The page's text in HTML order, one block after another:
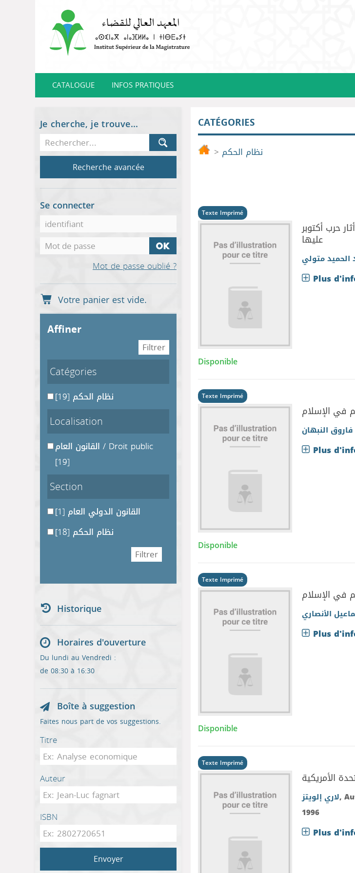
CATALOGUE INFOS PRATIQUES
CATÉGORIES
> نظام الحكم
Texte Imprimé
حرب أكتوبر
عليها
الحميد متولي
Plus
Disponible
Texte Imprimé
في الإسلام
النبهان
Plus
Disponible
Texte Imprimé
في الإسلام
الأنصاري
Plus
Disponible
Texte Imprimé
الأمريكية
لاري إلويتز,
1996
Plus
Je cherche, je trouve...
Recherche avancée
Se connecter
Mot de passe oublié ?
affiner
Catégories
نظام الحكم [19]
Localisation
القانون العام / Droit public
[19]
Section
القانون الدولي العام [1]
نظام الحكم [18]
Historique
Horaires d'ouverture
Du lundi au Vendredi :
de 08:30 à 16:30
Boîte à suggestion
Faites nous part de vos suggestions.
Titre
Auteur
ISBN
Envoyer